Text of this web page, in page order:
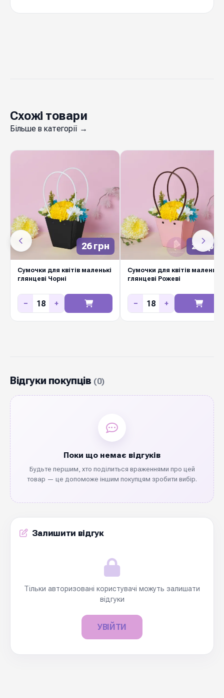
14-17 кольорів в
Сумки для квітів малі
пакування, що перетворює звичайний букет на
стильний подарунок-аксесуар. Міцні ручки,
гарантують надійність при транспортуванні
клієнтом, а естетичний дизайн робить
композицію завершеною ще до вручення.
Широка колірна палітра і різноманіття
розмірів дозволяють підібрати варіант під
будь-яку композицію. Diamond Pack — оптові
ціни, швидка доставка Новою Поштою по
Україні.
Схожі товари
Більше в категорії →
26 грн
Сумочки для квітів маленькі
глянцеві Чорні
− +
26 грн
Сумочки для квітів маленькі
глянцеві Рожеві
− +
Відгуки покупців (0)
Поки що немає відгуків
Будьте першим, хто поділиться враженнями про цей
товар — це допоможе іншим покупцям зробити вибір.
Залишити відгук
Тільки авторизовані користувачі можуть залишати
відгуки
УВІЙТИ